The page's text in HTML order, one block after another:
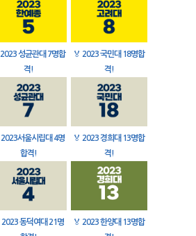
2023 성균관대 7명합
격!
🏅 2023 국민대 18명합
격!
2023서울시립대 4명
합격!
🏅 2023 경희대 13명합
격!
2023 동덕여대 21명
🏅 2023 한양대 13명합